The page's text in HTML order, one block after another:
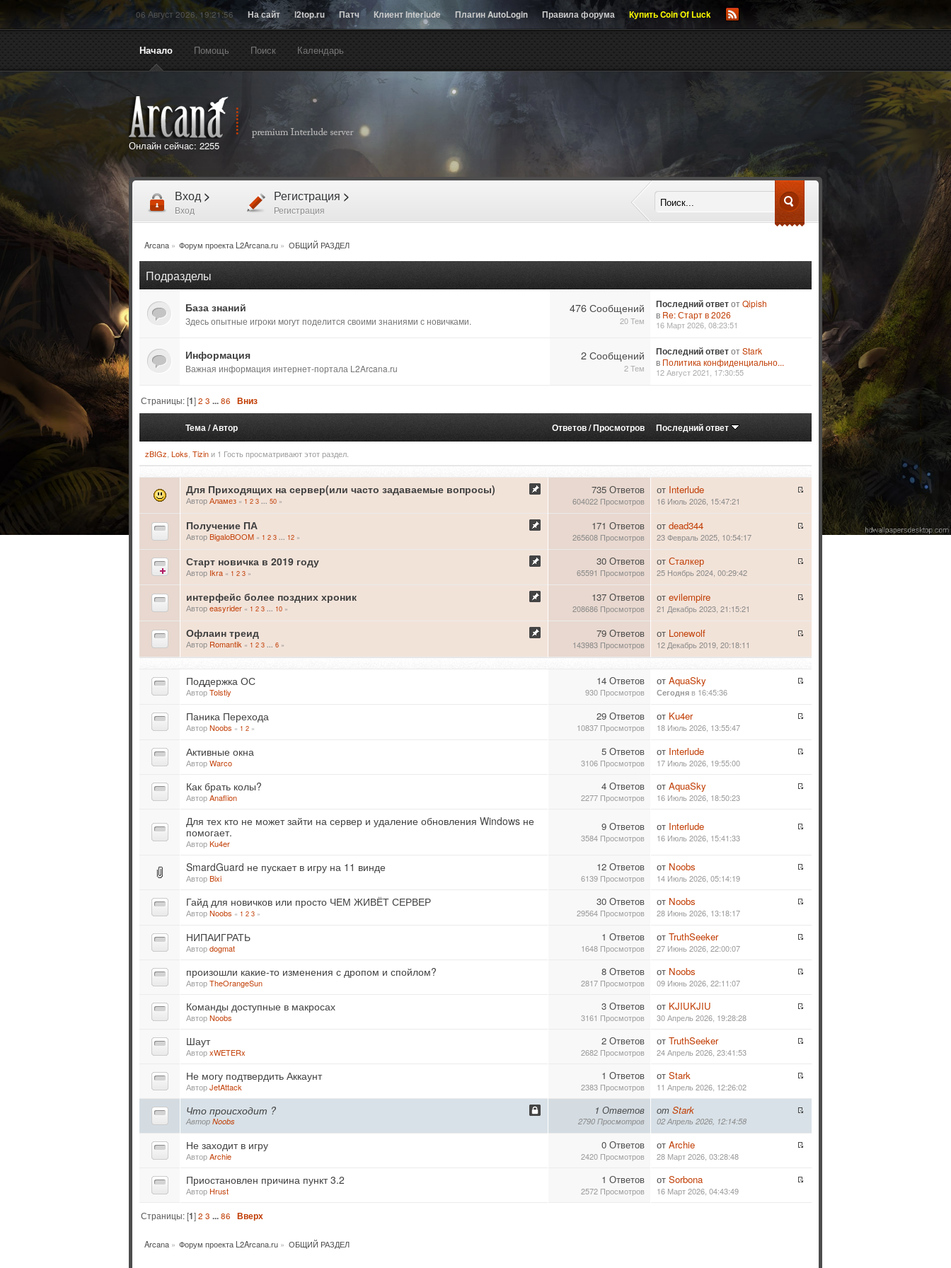
06 Август 2026, 19:21:56 На сайт l2top.ru Патч Клиент Interlude Плагин AutoLogin Правила форума Купить Coin Of Luck
Начало Помощь Поиск Календарь
Онлайн сейчас: 2255
Вход >
Вход
Регистрация >
Регистрация
Arcana» Форум проекта L2Arcana.ru » ОБЩИЙ РАЗДЕЛ
Подразделы
База знаний
Здесь опытные игроки могут поделится своими знаниями с новичками.
476 Сообщений
20 Тем
Последний ответотQipish
в Re: Старт в 2026
16 Март 2026, 08:23:51
Информация
Важная информация интернет-портала L2Arcana.ru
2 Сообщений
2 Тем
Последний ответотStark
в Политика конфиденциально...
12 Август 2021, 17:30:55
Страницы: [1]2 3 ...86 Вниз
Тема/Автор Ответов/Просмотров Последний ответ
zBIGz Loks Tizinи 1 Гость просматривают этот раздел.
Для Приходящих на сервер(или часто задаваемые вопросы)
АвторАламез « 1 2 3 ... 50 »
735 Ответов
604022 Просмотров
от Interlude
16 Июль 2026, 15:47:21
Получение ПА
АвторBigaloBOOM « 1 2 3 ... 12 »
171 Ответов
265608 Просмотров
от dead344
23 Февраль 2025, 10:54:17
Старт новичка в 2019 году
Автор Ikra « 1 2 3 »
30 Ответов
65591 Просмотров
от Сталкер
25 Ноябрь 2024, 00:29:42
интерфейс более поздних хроник
Авторeasyrider « 1 2 3 ... 10 »
137 Ответов
208686 Просмотров
от evilempire
21 Декабрь 2023, 21:15:21
Офлаин треид
Автор Romantik « 1 2 3 ... 6 »
79 Ответов
143983 Просмотров
от Lonewolf
12 Декабрь 2019, 20:18:11
Поддержка ОС
АвторTolstiy
14 Ответов
930 Просмотров
от AquaSky
Сегодня в 16:45:36
Паника Перехода
АвторNoobs « 1 2 »
29 Ответов
10837 Просмотров
от Ku4er
18 Июль 2026, 13:55:47
Активные окна
АвторWarco
5 Ответов
3106 Просмотров
от Interlude
17 Июль 2026, 19:55:00
Как брать колы?
АвторAnaflion
4 Ответов
2277 Просмотров
от AquaSky
16 Июль 2026, 18:50:23
Для тех кто не может зайти на сервер и удаление обновления Windows не
помогает.
АвторKu4er
9 Ответов
3584 Просмотров
от Interlude
16 Июль 2026, 15:41:33
SmardGuard не пускает в игру на 11 винде
АвторBixi
12 Ответов
6139 Просмотров
от Noobs
14 Июль 2026, 05:14:19
Гайд для новичков или просто ЧЕМ ЖИВЁТ СЕРВЕР
АвторNoobs « 1 2 3 »
30 Ответов
29564 Просмотров
от Noobs
28 Июнь 2026, 13:18:17
НИПАИГРАТЬ
Авторdogmat
1 Ответов
1648 Просмотров
от TruthSeeker
27 Июнь 2026, 22:00:07
произошли какие-то изменения с дропом и спойлом?
АвторTheOrangeSun
8 Ответов
2817 Просмотров
от Noobs
09 Июнь 2026, 22:11:07
Команды доступные в макросах
АвторNoobs
3 Ответов
3161 Просмотров
от KJIUKJIU
30 Апрель 2026, 19:28:28
Шаут
АвторxWETERx
2 Ответов
2682 Просмотров
от TruthSeeker
24 Апрель 2026, 23:41:53
Не могу подтвердить Аккаунт
АвторJetAttack
1 Ответов
2383 Просмотров
от Stark
11 Апрель 2026, 12:26:02
Что происходит ?
Автор Noobs
1 Ответов
2790 Просмотров
от Stark
02 Апрель 2026, 12:14:58
Не заходит в игру
АвторArchie
0 Ответов
2420 Просмотров
от Archie
28 Март 2026, 03:28:48
Приостановлен причина пункт 3.2
Автор Hrust
1 Ответов
2572 Просмотров
от Sorbona
16 Март 2026, 04:43:49
Страницы: [1]2 3 ...86 Вверх
Arcana» Форум проекта L2Arcana.ru » ОБЩИЙ РАЗДЕЛ